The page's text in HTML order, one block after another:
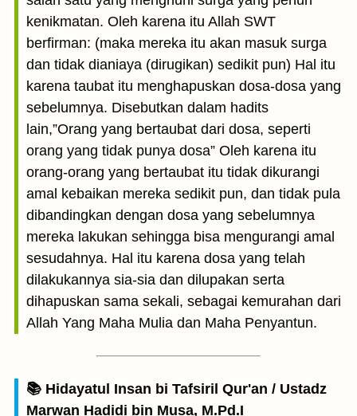
kenikmatan. Oleh karena itu Allah SWT
berfirman: (maka mereka itu akan masuk surga
dan tidak dianiaya (dirugikan) sedikit pun) Hal itu
karena taubat itu menghapuskan dosa-dosa yang
sebelumnya. Disebutkan dalam hadits
lain,”Orang yang bertaubat dari dosa, seperti
orang yang tidak punya dosa” Oleh karena itu
orang-orang yang bertaubat itu tidak dikurangi
amal kebaikan mereka sedikit pun, dan tidak pula
dibandingkan dengan dosa yang sebelumnya
mereka lakukan sehingga bisa mengurangi amal
sesudahnya. Hal itu karena dosa yang telah
dilakukannya sia-sia dan dilupakan serta
dihapuskan sama sekali, sebagai kemurahan dari
Allah Yang Maha Mulia dan Maha Penyantun.
📚 Hidayatul Insan bi Tafsiril Qur'an / Ustadz
Marwan Hadidi bin Musa, M.Pd.I